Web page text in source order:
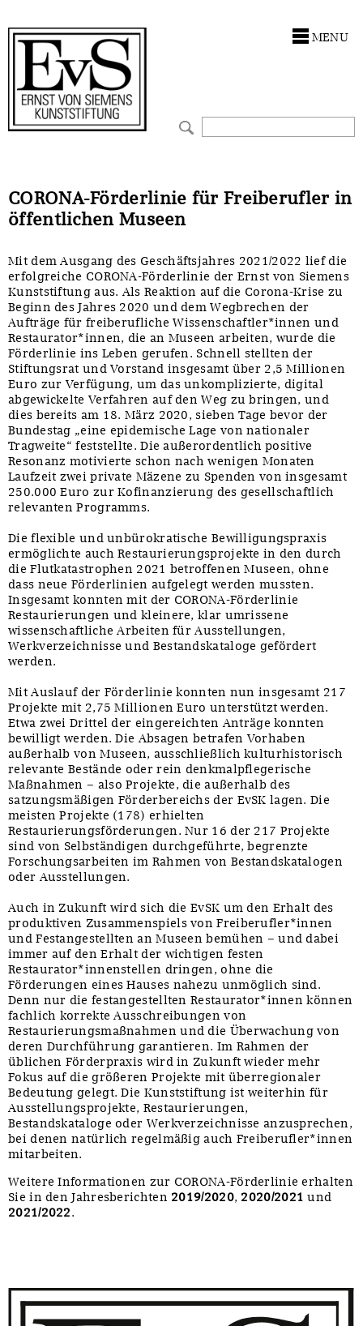
MENU
CORONA-Förderlinie für Freiberufler in
öffentlichen Museen
Mit dem Ausgang des Geschäftsjahres 2021/2022 lief die
erfolgreiche CORONA-Förderlinie der Ernst von Siemens
Kunststiftung aus. Als Reaktion auf die Corona-Krise zu
Beginn des Jahres 2020 und dem Wegbrechen der
Aufträge für freiberufliche Wissenschaftler*innen und
Restaurator*innen, die an Museen arbeiten, wurde die
Förderlinie ins Leben gerufen. Schnell stellten der
Stiftungsrat und Vorstand insgesamt über 2,5 Millionen
Euro zur Verfügung, um das unkomplizierte, digital
abgewickelte Verfahren auf den Weg zu bringen, und
dies bereits am 18. März 2020, sieben Tage bevor der
Bundestag „eine epidemische Lage von nationaler
Tragweite“ feststellte. Die außerordentlich positive
Resonanz motivierte schon nach wenigen Monaten
Laufzeit zwei private Mäzene zu Spenden von insgesamt
250.000 Euro zur Kofinanzierung des gesellschaftlich
relevanten Programms.
Die flexible und unbürokratische Bewilligungspraxis
ermöglichte auch Restaurierungsprojekte in den durch
die Flutkatastrophen 2021 betroffenen Museen, ohne
dass neue Förderlinien aufgelegt werden mussten.
Insgesamt konnten mit der CORONA-Förderlinie
Restaurierungen und kleinere, klar umrissene
wissenschaftliche Arbeiten für Ausstellungen,
Werkverzeichnisse und Bestandskataloge gefördert
werden.
Mit Auslauf der Förderlinie konnten nun insgesamt 217
Projekte mit 2,75 Millionen Euro unterstützt werden.
Etwa zwei Drittel der eingereichten Anträge konnten
bewilligt werden. Die Absagen betrafen Vorhaben
außerhalb von Museen, ausschließlich kulturhistorisch
relevante Bestände oder rein denkmalpflegerische
Maßnahmen – also Projekte, die außerhalb des
satzungsmäßigen Förderbereichs der EvSK lagen. Die
meisten Projekte (178) erhielten
Restaurierungsförderungen. Nur 16 der 217 Projekte
sind von Selbständigen durchgeführte, begrenzte
Forschungsarbeiten im Rahmen von Bestandskatalogen
oder Ausstellungen.
Auch in Zukunft wird sich die EvSK um den Erhalt des
produktiven Zusammenspiels von Freiberufler*innen
und Festangestellten an Museen bemühen – und dabei
immer auf den Erhalt der wichtigen festen
Restaurator*innenstellen dringen, ohne die
Förderungen eines Hauses nahezu unmöglich sind.
Denn nur die festangestellten Restaurator*innen können
fachlich korrekte Ausschreibungen von
Restaurierungsmaßnahmen und die Überwachung von
deren Durchführung garantieren. Im Rahmen der
üblichen Förderpraxis wird in Zukunft wieder mehr
Fokus auf die größeren Projekte mit überregionaler
Bedeutung gelegt. Die Kunststiftung ist weiterhin für
Ausstellungsprojekte, Restaurierungen,
Bestandskataloge oder Werkverzeichnisse anzusprechen,
bei denen natürlich regelmäßig auch Freiberufler*innen
mitarbeiten.
Weitere Informationen zur CORONA-Förderlinie erhalten
Sie in den Jahresberichten 2019/2020, 2020/2021 und
2021/2022.
Förderphilosophie
Gremien
Presse und Neuigkeiten
Stellenangebote
Ankauf
Restaurierungen
Werkverzeichnisse
UKRAINE-Förderlinie
Zwischenfinanzierung